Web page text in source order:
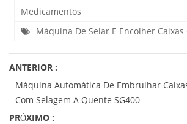
Medicamentos
Máquina De Selar E Encolher Caixas
ANTERIOR :
Máquina Automática De Embrulhar
Com Selagem A Quente SG400
PRÓXIMO :